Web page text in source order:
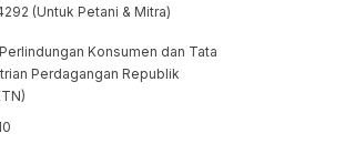
(Untuk Petani & Mitra)
Konsumen dan Tata
Perdagangan Republik